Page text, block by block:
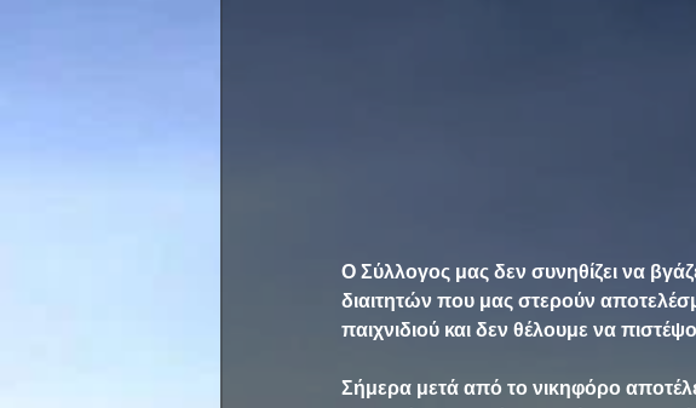
Ο Σύλλογος μας δεν συνηθίζει να
διαιτητών που μας στερούν
παιχνιδιού και δεν θέλουμε να
Σήμερα μετά από το νικηφόρο